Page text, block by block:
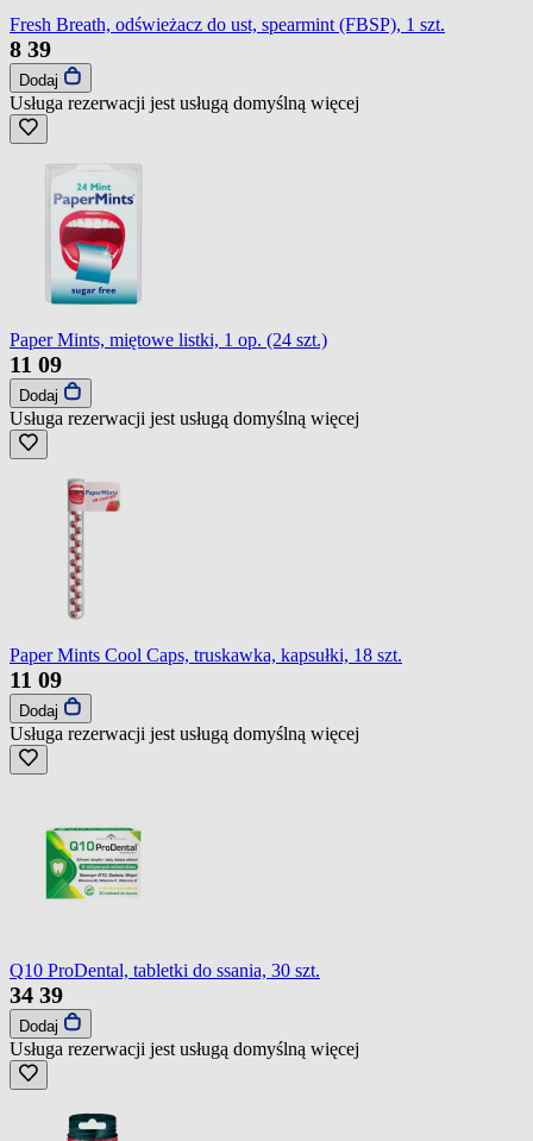
Fresh Breath, odświeżacz do ust, spearmint (FBSP), 1 szt.
8 39
Dodaj
Usługa rezerwacji jest usługą domyślną więcej
Paper Mints, miętowe listki, 1 op. (24 szt.)
11 09
Dodaj
Usługa rezerwacji jest usługą domyślną więcej
Paper Mints Cool Caps, truskawka, kapsułki, 18 szt.
11 09
Dodaj
Usługa rezerwacji jest usługą domyślną więcej
Q10 ProDental, tabletki do ssania, 30 szt.
34 39
Dodaj
Usługa rezerwacji jest usługą domyślną więcej